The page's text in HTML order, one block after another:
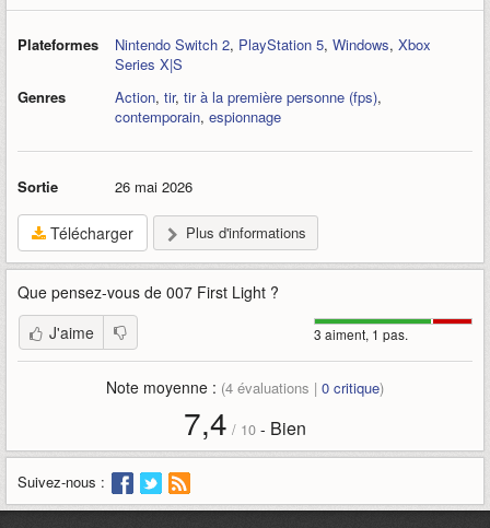
Plateformes Nintendo Switch 2, PlayStation 5, Windows, Xbox
Series X|S
Genres
Action, tir, tir à la première personne (fps),
contemporain, espionnage
Sortie 26 mai 2026
Télécharger Plus d'informations
Que pensez-vous de 007 First Light ?
3 aiment, 1 pas.
J'aime
Note moyenne : (4 évaluations | 0 critique)
7,4 / 10 - Bien
Suivez-nous :